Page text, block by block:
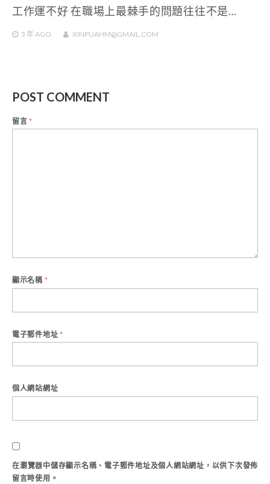
工作運不好 在職場上最棘手的問題往往不是…
3 年AGO XINPUAHM@GMAIL.COM
POST COMMENT
留言*
顯示名稱 *
電子郵件地址 *
個人網站網址
在瀏覽器中儲存顯示名稱、電子郵件地址及個人網站網址，以供下次發佈
留言時使用。